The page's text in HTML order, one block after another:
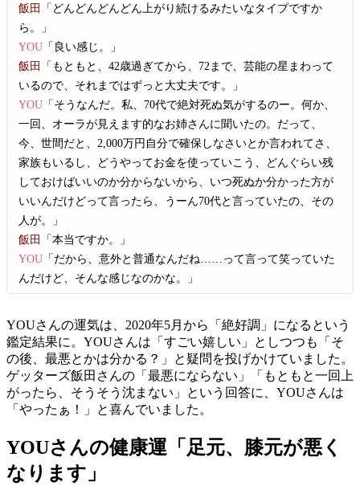
飯田
「どんどんどんどん上がり続けるみたいなタイプですか
ら。」
YOU 「良い感じ。」
飯田
「もともと、42歳過ぎてから、72まで、芸能の星まわって
いるので、それまではずっと大丈夫です。」
YOU 「そうなんだ。私、70代で絶対死ぬ気がするのー。何か、
一回、オーラが見えます的なお姉さんに聞いたの。だって、
今、世間だと、2,000万円自分で確保しなさいとか言われてさ、
家族もいるし、どうやってお金を使っていこう、どんぐらい残
しておけばいいのか分からないから、いつ死ぬか分かった方が
いいんだけどって言ったら、うーん70代と言っていたの、その
人が。」
飯田
「本当ですか。」
YOU 「だから、意外と普通なんだね……って言って笑っていた
んだけど、そんな感じなのかな。」
YOUさんの運気は、2020年5月から「絶好調」になるという
鑑定結果に。YOUさんは「すごい嬉しい」としつつも「そ
の後、最悪とかは分かる？」と疑問を投げかけていました。
ゲッターズ飯田さんの「最悪にならない」「もともと一回上
がったら、そうそう沈まない」という回答に、YOUさんは
「やったぁ！」と喜んでいました。
YOUさんの健康運「足元、膝元が悪く
なります」